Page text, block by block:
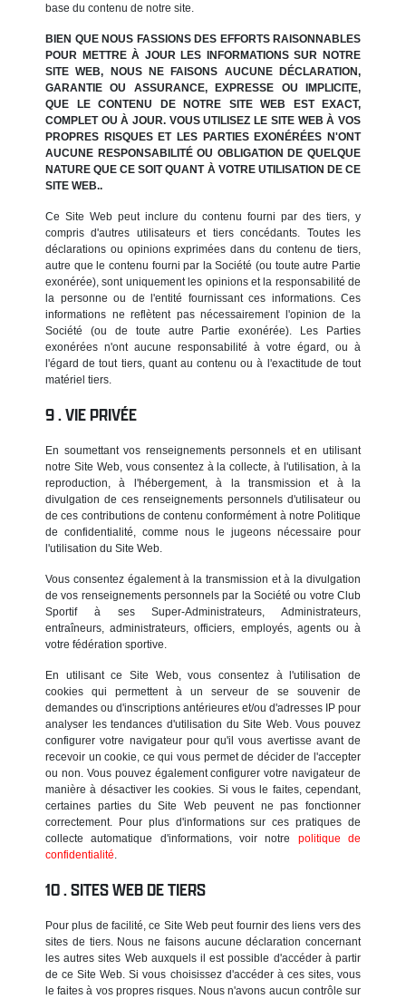
base du contenu de notre site.
BIEN QUE NOUS FASSIONS DES EFFORTS RAISONNABLES
POUR METTRE À JOUR LES INFORMATIONS SUR NOTRE
SITE WEB, NOUS NE FAISONS AUCUNE DÉCLARATION,
GARANTIE OU ASSURANCE, EXPRESSE OU IMPLICITE,
QUE LE CONTENU DE NOTRE SITE WEB EST EXACT,
COMPLET OU À JOUR. VOUS UTILISEZ LE SITE WEB À VOS
PROPRES RISQUES ET LES PARTIES EXONÉRÉES N'ONT
AUCUNE RESPONSABILITÉ OU OBLIGATION DE QUELQUE
NATURE QUE CE SOIT QUANT À VOTRE UTILISATION DE CE
SITE WEB..
Ce Site Web peut inclure du contenu fourni par des tiers, y
compris d'autres utilisateurs et tiers concédants. Toutes les
déclarations ou opinions exprimées dans du contenu de tiers,
autre que le contenu fourni par la Société (ou toute autre Partie
exonérée), sont uniquement les opinions et la responsabilité de
la personne ou de l'entité fournissant ces informations. Ces
informations ne reflètent pas nécessairement l'opinion de la
Société (ou de toute autre Partie exonérée). Les Parties
exonérées n'ont aucune responsabilité à votre égard, ou à
l'égard de tout tiers, quant au contenu ou à l'exactitude de tout
matériel tiers.
VIE PRIVÉE
En soumettant vos renseignements personnels et en utilisant
notre Site Web, vous consentez à la collecte, à l'utilisation, à la
reproduction, à l'hébergement, à la transmission et à la
divulgation de ces renseignements personnels d'utilisateur ou
de ces contributions de contenu conformément à notre Politique
de confidentialité, comme nous le jugeons nécessaire pour
l'utilisation du Site Web.
Vous consentez également à la transmission et à la divulgation
de vos renseignements personnels par la Société ou votre Club
Sportif à ses Super-Administrateurs, Administrateurs,
entraîneurs, administrateurs, officiers, employés, agents ou à
votre fédération sportive.
En utilisant ce Site Web, vous consentez à l'utilisation de
cookies qui permettent à un serveur de se souvenir de
demandes ou d'inscriptions antérieures et/ou d'adresses IP pour
analyser les tendances d'utilisation du Site Web. Vous pouvez
configurer votre navigateur pour qu'il vous avertisse avant de
recevoir un cookie, ce qui vous permet de décider de l'accepter
ou non. Vous pouvez également configurer votre navigateur de
manière à désactiver les cookies. Si vous le faites, cependant,
certaines parties du Site Web peuvent ne pas fonctionner
correctement. Pour plus d'informations sur ces pratiques de
collecte automatique d'informations, voir notre politique de
confidentialité.
SITES WEB DE TIERS
Pour plus de facilité, ce Site Web peut fournir des liens vers des
sites de tiers. Nous ne faisons aucune déclaration concernant
les autres sites Web auxquels il est possible d'accéder à partir
de ce Site Web. Si vous choisissez d'accéder à ces sites, vous
le faites à vos propres risques. Nous n'avons aucun contrôle sur